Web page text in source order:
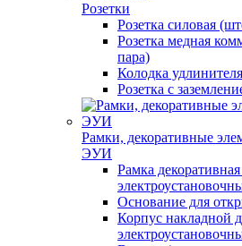
Розетки
Розетка силовая
Розетка медная
пара)
Колодка удлинителя
Розетка с
Рамки, декоративные
ЭУИ
Рамка
Основание для
Корпус накладной